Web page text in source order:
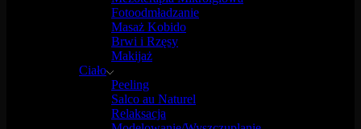
Fotoodmładzanie
Masaż Kobido
Brwi i Rzęsy
Makijaż
Ciało
Peeling
Salco au Naturel
Relaksacja